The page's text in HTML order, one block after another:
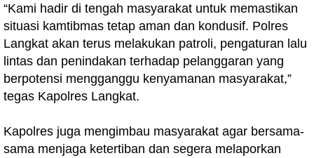
“Kami hadir di tengah masyarakat untuk memastikan
situasi kamtibmas tetap aman dan kondusif. Polres
Langkat akan terus melakukan patroli, pengaturan lalu
lintas dan penindakan terhadap pelanggaran yang
berpotensi mengganggu kenyamanan masyarakat,”
tegas Kapolres Langkat.
Kapolres juga mengimbau masyarakat agar bersama-
sama menjaga ketertiban dan segera melaporkan